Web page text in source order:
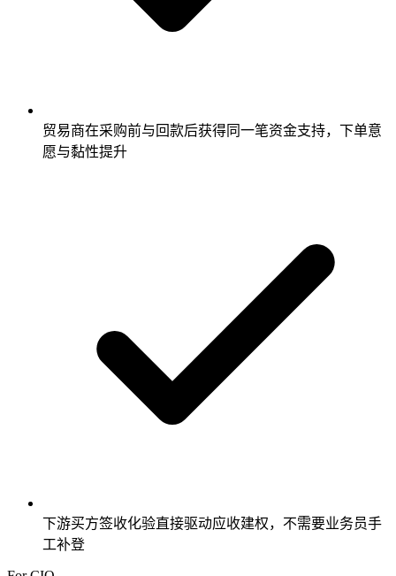
贸易商在采购前与回款后获得同一笔资金支持，下单意
愿与黏性提升
下游买方签收化验直接驱动应收建权，不需要业务员手
工补登